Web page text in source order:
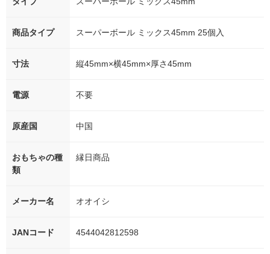
商品タイプ スーパーボール ミックス45mm 25個入
寸法 縦45mm×横45mm×厚さ45mm
電源 不要
原産国 中国
おもちゃの種
類
縁日商品
メーカー名 オオイシ
JANコード 4544042812598